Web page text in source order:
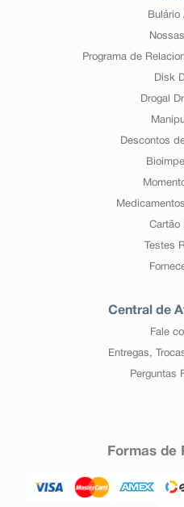
Bulário
Programa de
Disk
Drogal
Descontos
Cartão
Testes
Central de
Fale
Entregas,
Perguntas
Formas de